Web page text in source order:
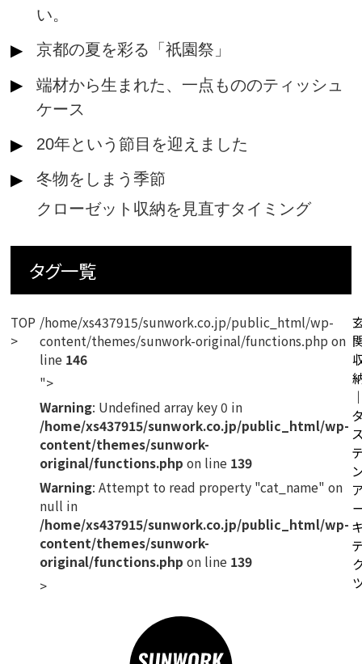
い。
京都の夏を彩る「祇園祭」
端材から生まれた、一点もののティッシュ
ケース
20年という節目を迎えました
冬物をしまう季節
クローゼット収納を見直すタイミング
タグ一覧
TOP /home/xs437915/sunwork.co.jp/public_html/wp-
content/themes/sunwork-original/functions.php on
line 146
">
Warning: Undefined array key 0 in
/home/xs437915/sunwork.co.jp/public_html/wp-
content/themes/sunwork-
original/functions.php on line 139
Warning: Attempt to read property "cat_name" on
null in
/home/xs437915/sunwork.co.jp/public_html/wp-
content/themes/sunwork-
original/functions.php on line 139